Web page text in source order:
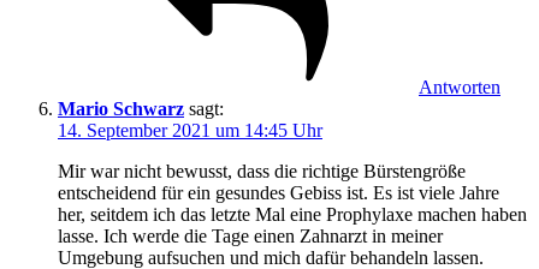
Antworten
Mario Schwarz sagt:
14. September 2021 um 14:45 Uhr
Mir war nicht bewusst, dass die richtige Bürstengröße
entscheidend für ein gesundes Gebiss ist. Es ist viele Jahre
her, seitdem ich das letzte Mal eine Prophylaxe machen haben
lasse. Ich werde die Tage einen Zahnarzt in meiner
Umgebung aufsuchen und mich dafür behandeln lassen.